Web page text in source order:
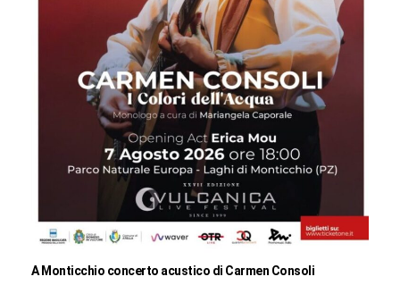
A Monticchio concerto acustico di Carmen Consoli